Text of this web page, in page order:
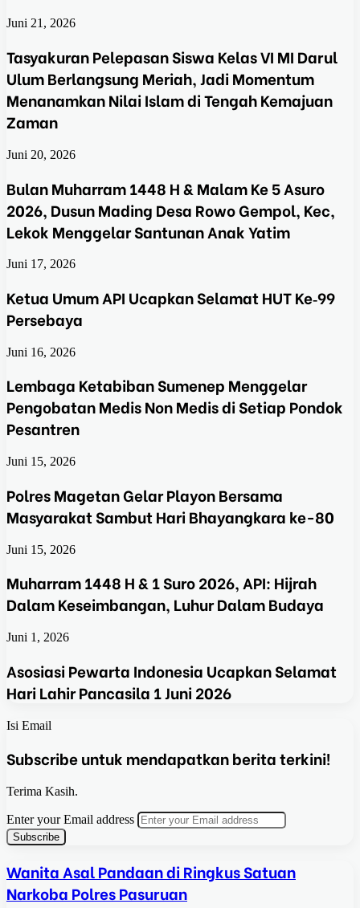
Juni 21, 2026
Tasyakuran Pelepasan Siswa Kelas VI MI Darul
Ulum Berlangsung Meriah, Jadi Momentum
Menanamkan Nilai Islam di Tengah Kemajuan
Zaman
Juni 20, 2026
Bulan Muharram 1448 H & Malam Ke 5 Asuro
2026, Dusun Mading Desa Rowo Gempol, Kec,
Lekok Menggelar Santunan Anak Yatim
Juni 17, 2026
Ketua Umum API Ucapkan Selamat HUT Ke‑99
Persebaya
Juni 16, 2026
Lembaga Ketabiban Sumenep Menggelar
Pengobatan Medis Non Medis di Setiap Pondok
Pesantren
Juni 15, 2026
Polres Magetan Gelar Playon Bersama
Masyarakat Sambut Hari Bhayangkara ke-80
Juni 15, 2026
Muharram 1448 H & 1 Suro 2026, API: Hijrah
Dalam Keseimbangan, Luhur Dalam Budaya
Juni 1, 2026
Asosiasi Pewarta Indonesia Ucapkan Selamat
Hari Lahir Pancasila 1 Juni 2026
Isi Email
Subscribe untuk mendapatkan berita terkini!
Terima Kasih.
Enter your Email address
Wanita Asal Pandaan di Ringkus Satuan
Narkoba Polres Pasuruan